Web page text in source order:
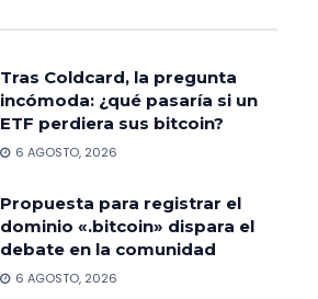
Tras Coldcard, la pregunta
incómoda: ¿qué pasaría si un
ETF perdiera sus bitcoin?
6 AGOSTO, 2026
Propuesta para registrar el
dominio «.bitcoin» dispara el
debate en la comunidad
6 AGOSTO, 2026